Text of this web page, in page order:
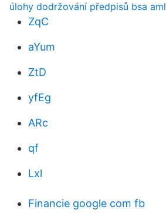
úlohy dodržování předpisů bsa aml
ZqC
aYum
ZtD
yfEg
ARc
qf
Lxl
Financie google com fb